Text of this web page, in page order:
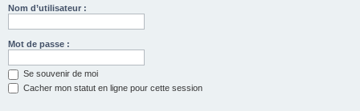
Nom d’utilisateur :
Mot de passe :
Se souvenir de moi
Cacher mon statut en ligne pour cette session